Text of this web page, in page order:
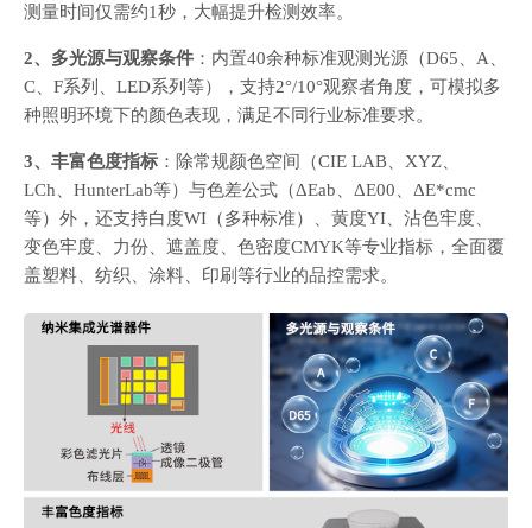
测量时间仅需约1秒，大幅提升检测效率。
2、多光源与观察条件 ：内置40余种标准观测光源（D65、A、
C、F系列、LED系列等），支持2°/10°观察者角度，可模拟多
种照明环境下的颜色表现，满足不同行业标准要求。
3、丰富色度指标 ：除常规颜色空间（CIE LAB、XYZ、
LCh、HunterLab等）与色差公式（ΔEab、ΔE00、ΔE*cmc
等）外，还支持白度WI（多种标准）、黄度YI、沾色牢度、
变色牢度、力份、遮盖度、色密度CMYK等专业指标，全面覆
盖塑料、纺织、涂料、印刷等行业的品控需求。